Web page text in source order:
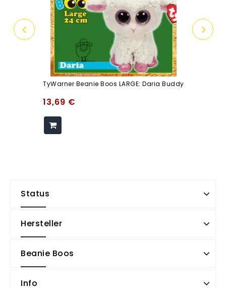
TyWarner Beanie Boos LARGE: Daria Buddy
13,69 €
Status
Hersteller
Beanie Boos
Info